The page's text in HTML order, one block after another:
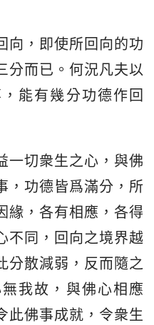
向，即使所回向的功
分而已。何況凡夫以
能有幾分功德作回
一切衆生之心，與佛
，功德皆爲滿分，所
緣，各有相應，各得
不同，回向之境界越
分散減弱，反而隨之
我故，與佛心相應
此佛事成就，令衆生